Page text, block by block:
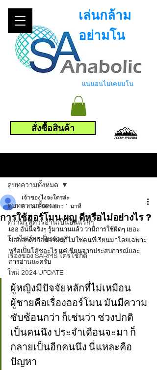
เล่นกล้าม
อย่ามโน
แน่นอนไม่เคยมโน
สั่งซื้อสินค้า
ดูบทความทั้งหมด
ความรู้ที่ควรอ่านเป็นอันแรกๆ
โปรไฟล์ยาเป็นตัวๆ
เรื่องของ SARMS ใครใช้ก็ดี
ใหม่ 2024 UPDATE
ดูบทความทั้งหมด
การใช้ฮอร์โมน ผญ ดีหรือไม่อย่างไร ?
เจ้าของไงจะใครล่ะ
3 ก.ค. 2564 ยาว 1 นาที
เออ อันนี้จริงๆ รู้มานานแล้ว ว่ามีการใช้ผิดๆ เยอะ
ขอออกตัวก่อนว่าผมก็ไม่ใช่คนที่เรียนมาโดยเฉพาะ
หรือเป็นโค้ชอะไร แค่เขียนจากประสบการณ์และ
การอ่านนะครับ
ผู้หญิงมีปัจจัยหลักที่ไม่เหมือน
ผู้ชายคือเรื่องฮอร์โมน มันมีความ
ซับซ้อนกว่า ก็เช่นว่า ช่วงปกติ
เป็นคนนึง ประจำเดือนจะมา ก็
กลายเป็นอีกคนนึง นี่แหละคือ
ปัญหา